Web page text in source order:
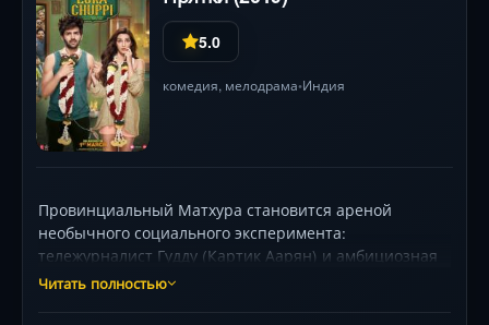
5.0
комедия, мелодрама•Индия
Провинциальный Матхура становится ареной
необычного социального эксперимента:
тележурналист Гудду (Картик Аарян) и амбициозная
коллега Рашми (Крити Санон), устав от стереотипов,
Читать полностью